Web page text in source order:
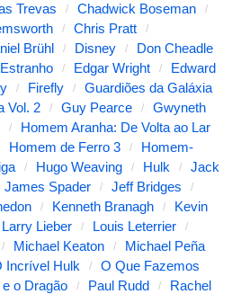
Trevas
Chadwick Boseman
Chris Pratt
Brühl Disney
Don Cheadle
Edgar Wright
Edward
Firefly
Guardiões da Galáxia
Vol. 2
Guy Pearce
Gwyneth
Homem Aranha: De Volta ao Lar
Homem de Ferro 3
Homem-
Hugo Weaving Hulk
Jack
James Spader
Jeff Bridges
Kenneth Branagh
Kevin
Larry Lieber
Louis Leterrier
Michael Keaton
Michael Peña
Incrível Hulk
O Que Fazemos
o Dragão Paul Rudd
Rachel